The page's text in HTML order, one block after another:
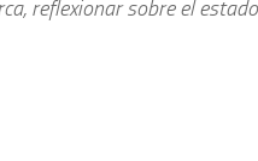
reflexionar sobre el